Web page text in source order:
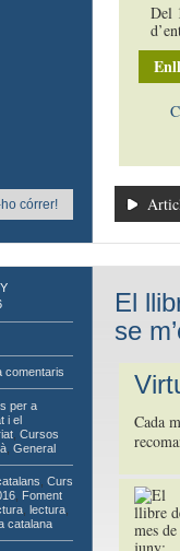
Del
ho córrer!
comentaris
per a
i el
, Cursos
, General
Curs
, Foment
, lectura,
catalana
El
se
Cada